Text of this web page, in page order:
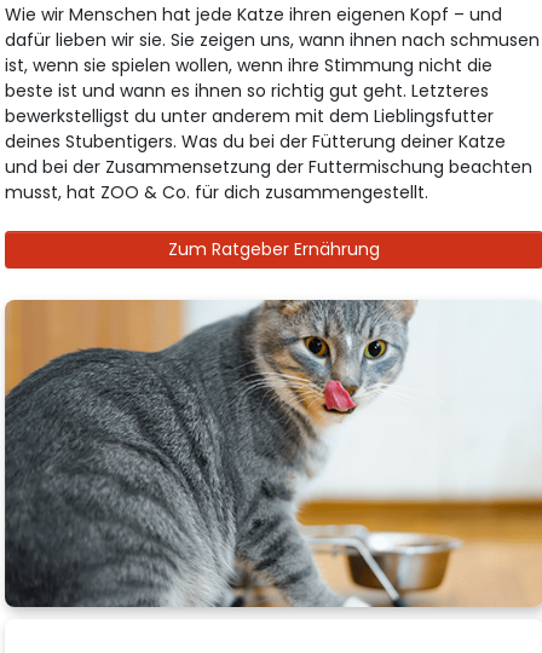
Wie wir Menschen hat jede Katze ihren eigenen Kopf – und
dafür lieben wir sie. Sie zeigen uns, wann ihnen nach schmusen
ist, wenn sie spielen wollen, wenn ihre Stimmung nicht die
beste ist und wann es ihnen so richtig gut geht. Letzteres
bewerkstelligst du unter anderem mit dem Lieblingsfutter
deines Stubentigers. Was du bei der Fütterung deiner Katze
und bei der Zusammensetzung der Futtermischung beachten
musst, hat ZOO & Co. für dich zusammengestellt.
Zum Ratgeber Ernährung